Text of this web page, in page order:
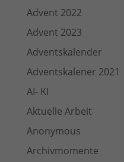
Advent 2022
Advent 2023
Adventskalender
Adventskalener 2021
AI- KI
Aktuelle Arbeit
Anonymous
Archivmomente